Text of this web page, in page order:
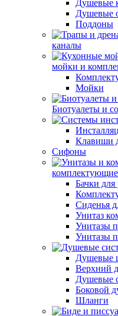
Душевые
Душевые
Поддоны
каналы
мойки и
Мойки
Биотуалеты и
Клавиши
Сифоны
комплектующие
Бачки для
Сиденья
Унитаз
Унитазы
Унитазы
Душевые
Верхний
Душевые
Боковой
Шланги